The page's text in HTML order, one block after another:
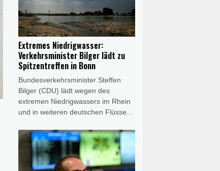
Bereichsleiter Dirk Binding am
Donnerstag der Nachrichtenagentur
AFP. "Hier ist der Bund gefragt: Er
sollte seine Binnenwasserstraßen
besser an Niedrigwasserphasen
anpassen."
Extremes Niedrigwasser:
Verkehrsminister Bilger lädt zu
Spitzentreffen in Bonn
Bundesverkehrsminister Steffen
Bilger (CDU) lädt wegen des
extremen Niedrigwassers im Rhein
und in weiteren deutschen Flüssen
einem Spitzengespräch nach Bonn.
Teilnehmen werden Vertreter von
Schifffahrt, Häfen und Wirtschaft.
Bilger sagte dem "Kölner Stadt-